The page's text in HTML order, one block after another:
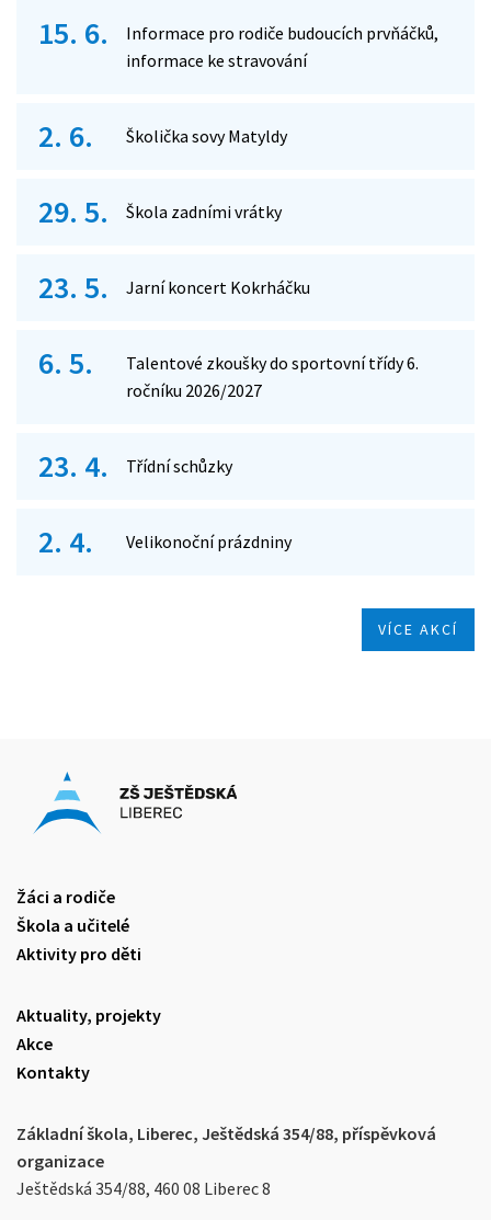
15. 6.
Informace pro rodiče budoucích prvňáčků,
informace ke stravování
2. 6. Školička sovy Matyldy
29. 5. Škola zadními vrátky
23. 5. Jarní koncert Kokrháčku
6. 5.
Talentové zkoušky do sportovní třídy 6.
ročníku 2026/2027
23. 4. Třídní schůzky
2. 4. Velikonoční prázdniny
VÍCE AKCÍ
Žáci a rodiče
Škola a učitelé
Aktivity pro děti
Aktuality, projekty
Akce
Kontakty
Základní škola, Liberec, Ještědská 354/88, příspěvková
organizace
Ještědská 354/88, 460 08 Liberec 8